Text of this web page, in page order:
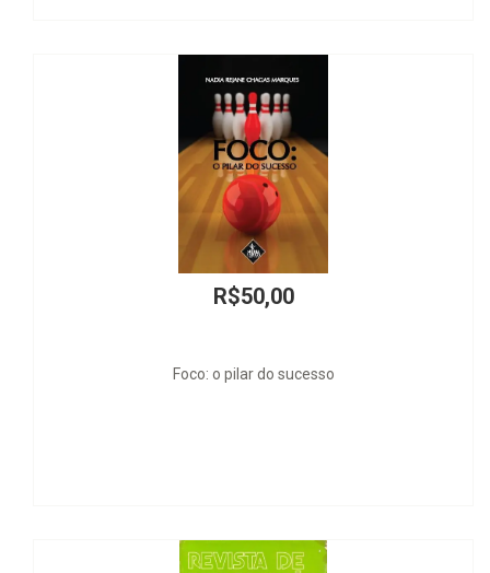
R$50,00
Foco: o pilar do sucesso